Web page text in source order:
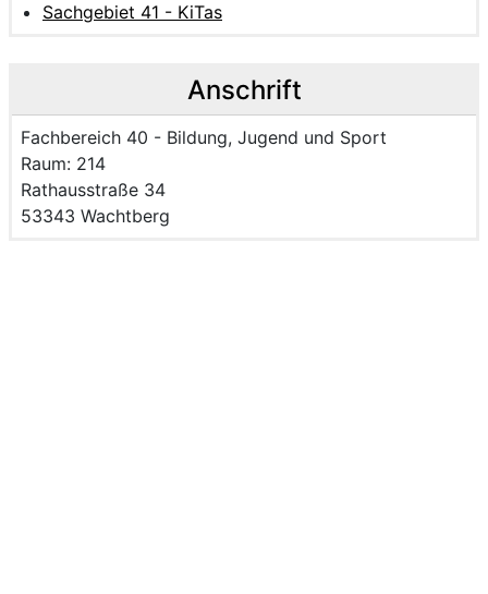
Sachgebiet 41 - KiTas
Anschrift
Name der Einrichtung:
Fachbereich 40 - Bildung, Jugend und Sport
Raum des Mitarbeitenden
Raum: 214
Strasse und Hausnummer
Rathausstraße 34
PLZ und Ort
53343 Wachtberg